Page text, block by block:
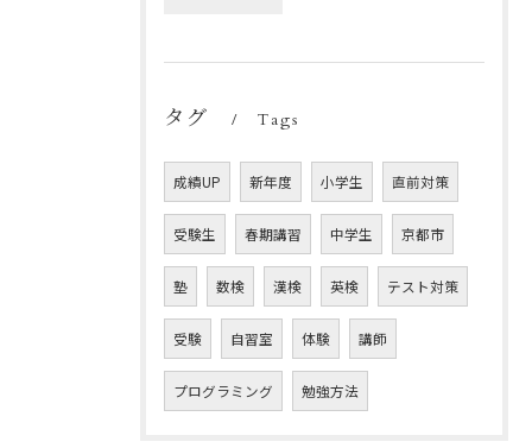
タグ Tags
成績UP 新年度 小学生 直前対策
受験生 春期講習 中学生 京都市
塾 数検 漢検 英検 テスト対策
受験 自習室 体験 講師
プログラミング 勉強方法